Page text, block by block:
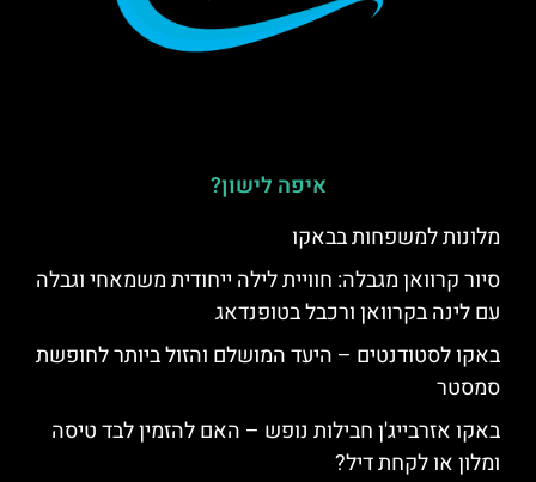
איפה לישון?
מלונות למשפחות בבאקו
סיור קרוואן מגבלה: חוויית לילה ייחודית משמאחי וגבלה
עם לינה בקרוואן ורכבל בטופנדאג
באקו לסטודנטים – היעד המושלם והזול ביותר לחופשת
סמסטר
באקו אזרבייג'ן חבילות נופש – האם להזמין לבד טיסה
ומלון או לקחת דיל?